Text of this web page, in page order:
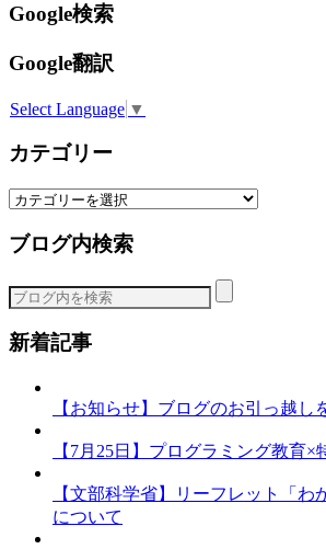
Google検索
Google翻訳
Select Language ▼
カテゴリー
カ
ゴ
ー
ブログ内検索
新着記事
【お知らせ】ブログのお引っ越し
【7月25日】プログラミング教育
【文部科学省】リーフレット「
について